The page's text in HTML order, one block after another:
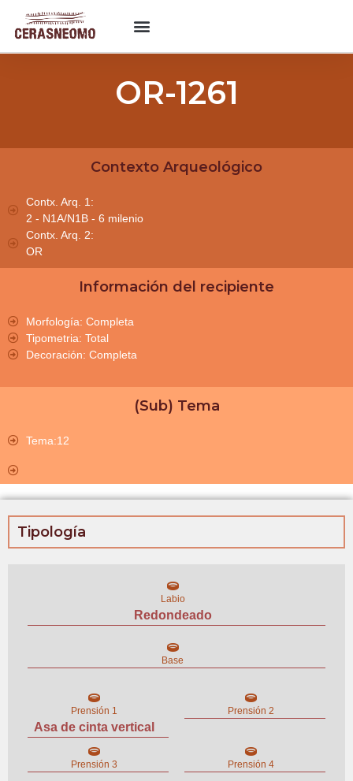
OR-1261
Contexto Arqueológico
Contx. Arq. 1:
2 - N1A/N1B - 6 milenio
Contx. Arq. 2:
OR
Información del recipiente
Morfología: Completa
Tipometria: Total
Decoración: Completa
(Sub) Tema
Tema:12
Tipología
Labio
Redondeado
Base
Prensión 1
Asa de cinta vertical
Prensión 2
Prensión 3 Prensión 4